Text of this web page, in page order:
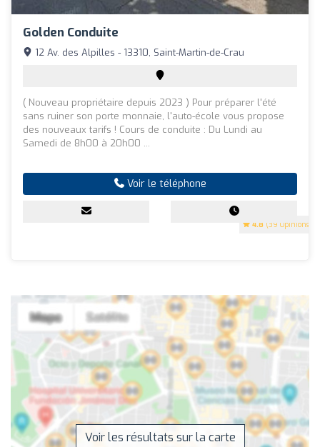
Golden Conduite
4.8 (39 Opinions)
12 Av. des Alpilles - 13310, Saint-Martin-de-Crau
( Nouveau propriétaire depuis 2023 ) Pour préparer l'été
sans ruiner son porte monnaie, l'auto-école vous propose
des nouveaux tarifs ! Cours de conduite : Du Lundi au
Samedi de 8h00 à 20h00 ...
Voir le téléphone
Voir les résultats sur la carte